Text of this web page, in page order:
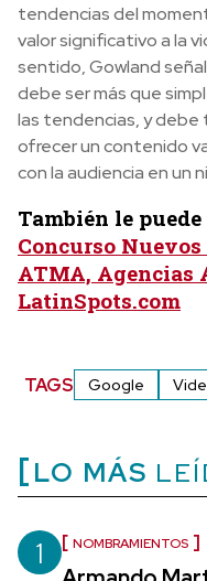
tendencias del
valor significativo a la
sentido, Gowland
debe ser más que
las tendencias, y
ofrecer un contenido
con la audiencia en un
También le
Concurso
ATMA, Agencias
LatinSpots.com
TAGS Google
LO MÁS
1 NOMBRAMIENTOS